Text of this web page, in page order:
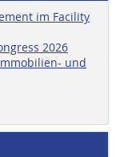
im Facility
2026
und